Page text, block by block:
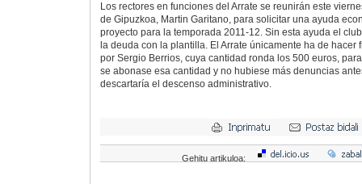
Los rectores en funciones del Arrate se reunirán este
de Gipuzkoa, Martin Garitano, para solicitar una ayuda
proyecto para la temporada 2011-12. Sin esta ayuda el
la deuda con la plantilla. El Arrate únicamente ha de hacer
por Sergio Berrios, cuya cantidad ronda los 500 euros,
se abonase esa cantidad y no hubiese más denuncias
descartaría el descenso administrativo.
Gehitu artikuloa: